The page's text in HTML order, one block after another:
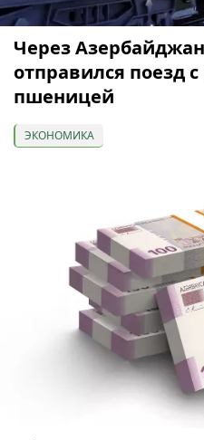
Через
отправился поезд
пшеницей
ЭКОНОМИКА